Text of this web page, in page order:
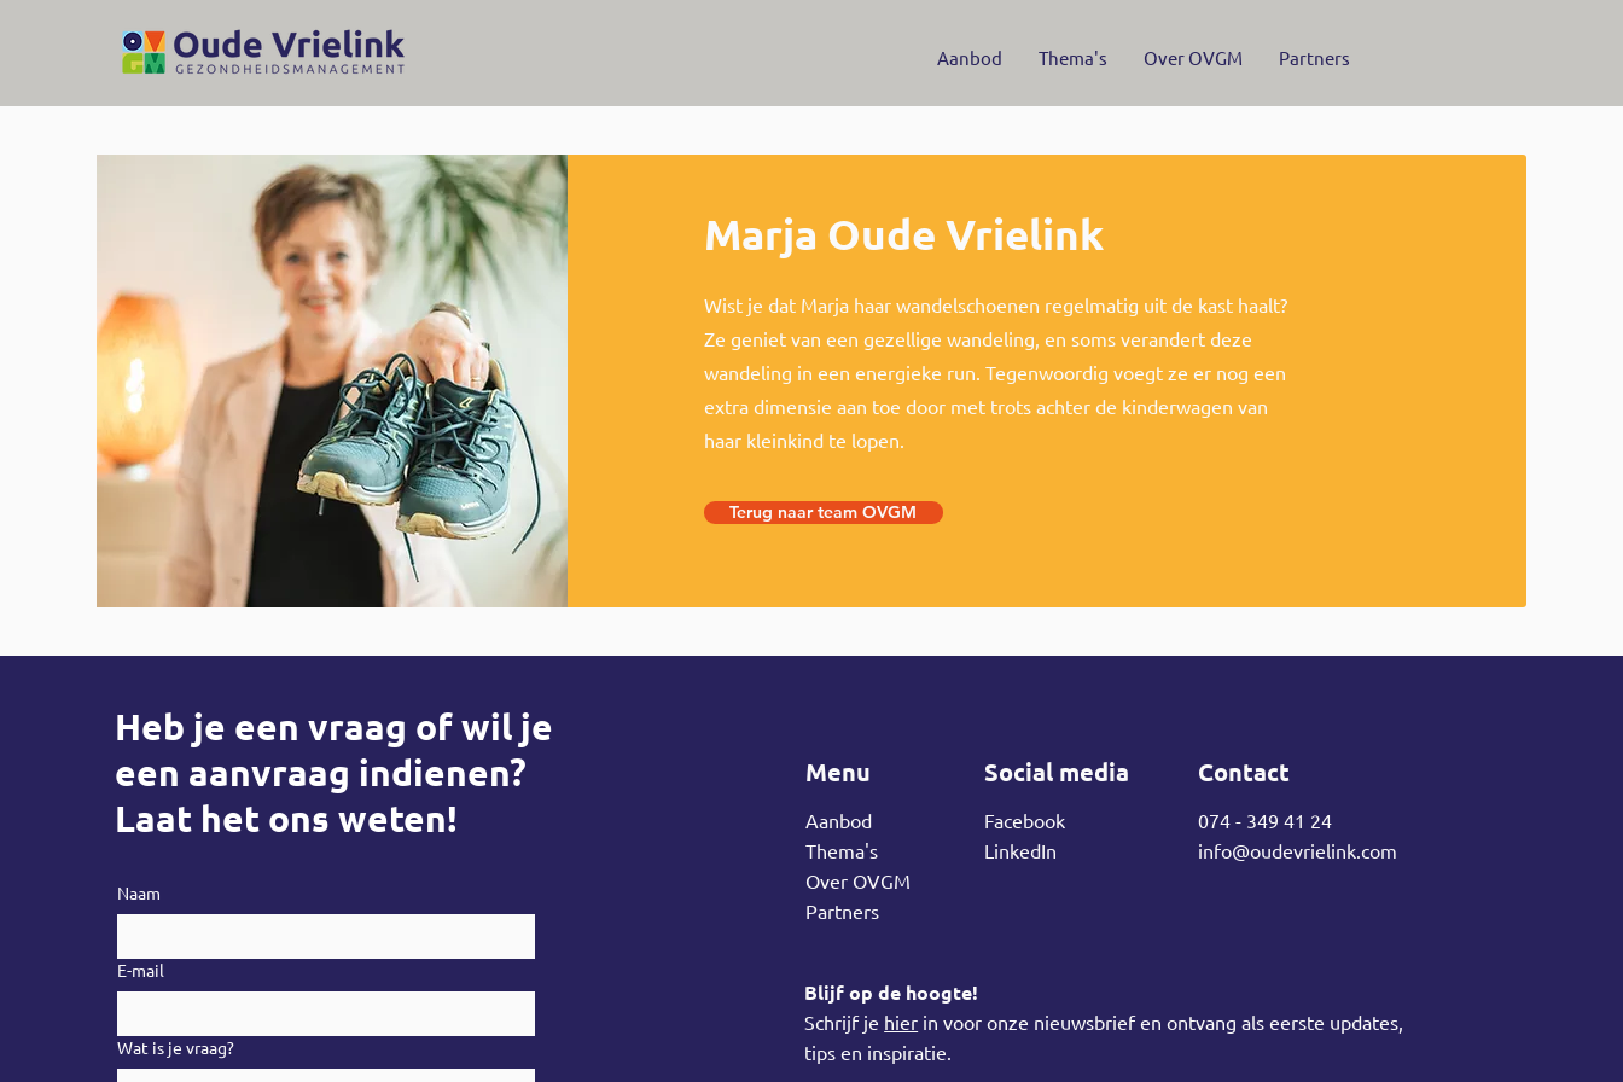
Aanbod Thema's Over OVGM Partners
Marja Oude Vrielink
Wist je dat Marja haar wandelschoenen regelmatig uit de kast haalt?
Ze geniet van een gezellige wandeling, en soms verandert deze
wandeling in een energieke run. Tegenwoordig voegt ze er nog een
extra dimensie aan toe door met trots achter de kinderwagen van
haar kleinkind te lopen.
Terug naar team OVGM
Heb je een vraag of wil je
een aanvraag indienen?
Laat het ons weten!
Naam
E-mail
Wat is je vraag?
Menu
Aanbod
Thema's
Over OVGM
Partners
Social media
Facebook
LinkedIn
Contact
074 - 349 41 24
info@oudevrielink.com
Blijf op de hoogte!
Schrijf je hier in voor onze nieuwsbrief en ontvang als eerste updates,
tips en inspiratie.